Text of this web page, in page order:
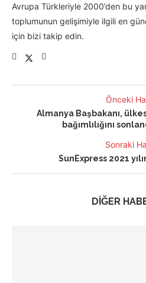
Avrupa Türkleriyle 2000’den bu
toplumunun gelişimiyle ilgili en
için bizi takip edin.
Önceki
Almanya Başbakanı,
bağımlılığını
Sonraki
SunExpress 2021
DİĞER